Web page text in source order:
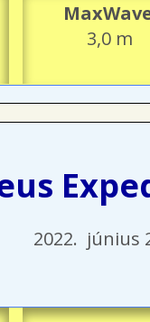
3,0 m
2022. június